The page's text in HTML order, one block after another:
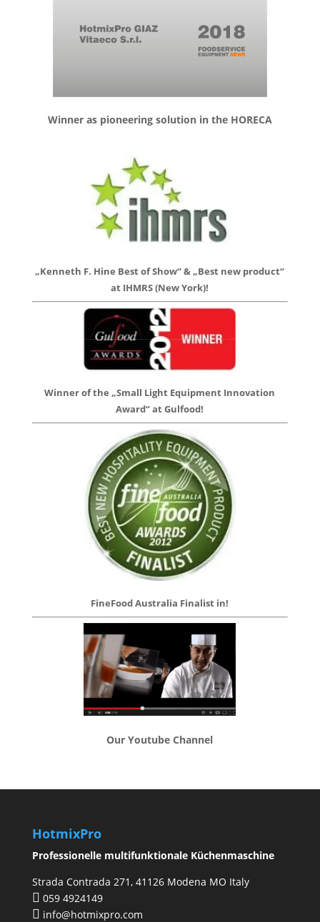
Winner as pioneering solution in the HORECA
„Kenneth F. Hine Best of Show“ & „Best new product“
at IHMRS (New York)!
Winner of the „Small Light Equipment Innovation
Award“ at Gulfood!
FineFood Australia Finalist in!
Our Youtube Channel
HotmixPro
Professionelle multifunktionale Küchenmaschine
Strada Contrada 271, 41126 Modena MO Italy
059 4924149
info@hotmixpro.com